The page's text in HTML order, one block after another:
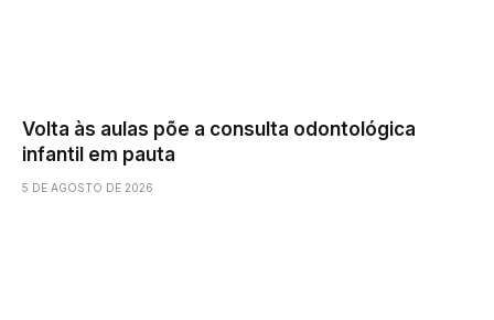
Volta às aulas põe a consulta odontológica
infantil em pauta
5 DE AGOSTO DE 2026